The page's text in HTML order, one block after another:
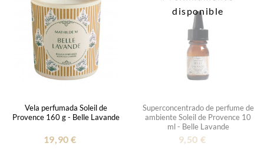
Vela perfumada Soleil de
Provence 160 g - Belle Lavande
19,90 €
disponible
Superconcentrado de perfume de
ambiente Soleil de Provence 10
ml - Belle Lavande
9,50 €